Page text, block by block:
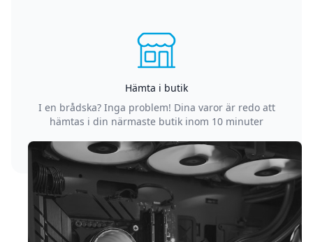
Hämta i butik
I en brådska? Inga problem! Dina varor är redo att
hämtas i din närmaste butik inom 10 minuter